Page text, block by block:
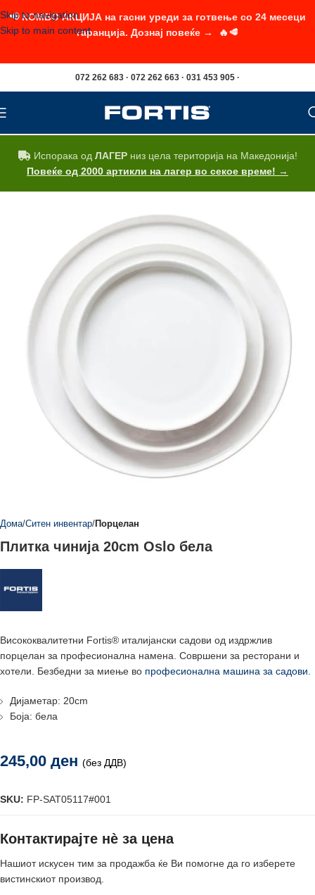
Skip to navigation
Skip to main content
072 262 683 · 072 262 663 · 031 453 905 ·
Испорака од ЛАГЕРниз цела територија на Македонија!
Повеќе од 2000 артикли на лагер во секое време! →
Дома Ситен инвентар Порцелан
Плитка чинија 20cm Oslo бела
Висококвалитетни Fortis® италијански садови од издржлив
порцелан за професионална намена. Совршени за ресторани и
хотели. Безбедни за миење во професионална машина за садови
Дијаметар: 20cm
Боја: бела
245,00 ден (без ДДВ)
SKU: FP-SAT05117#001
Контактирајте нè за цена
Нашиот искусен тим за продажба ќе Ви помогне да го изберете
вистинскиот производ.
📢 КОМБО АКЦИЈА на гасни уреди за готвење со 24 месеци
гаранција. Дознај повеќе → 🔥🥩